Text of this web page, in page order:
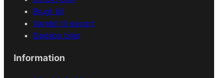
Brugt bil
Varebil til export
Dødsbo biler
Information